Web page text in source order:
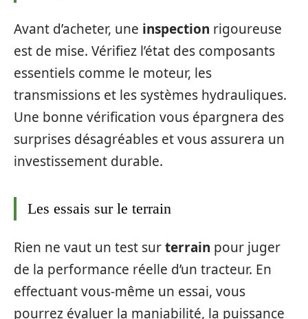
Avant d’acheter, une inspection rigoureuse
est de mise. Vérifiez l’état des composants
essentiels comme le moteur, les
transmissions et les systèmes hydrauliques.
Une bonne vérification vous épargnera des
surprises désagréables et vous assurera un
investissement durable.
Les essais sur le terrain
Rien ne vaut un test surterrain pour juger
de la performance réelle d’un tracteur. En
effectuant vous-même un essai, vous
pourrez évaluer la maniabilité, la puissance